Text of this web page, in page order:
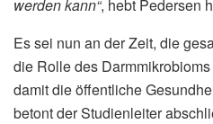
werden kann“, hebt Pedersen
Es sei nun an der Zeit, die
die Rolle des
damit die öffentliche
betont der Studienleiter